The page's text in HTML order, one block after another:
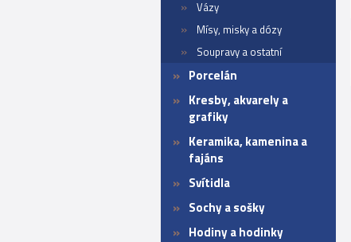
Vázy
Mísy, misky a dózy
Soupravy a ostatní
Porcelán
Kresby, akvarely a
grafiky
Keramika, kamenina a
fajáns
Svítidla
Sochy a sošky
Hodiny a hodinky